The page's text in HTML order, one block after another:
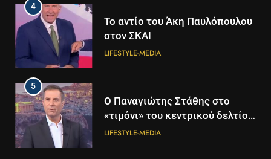
4
Το αντίο του Άκη Παυλόπουλου
στον ΣΚΑΙ
LIFESTYLE-MEDIA
5
Ο Παναγιώτης Στάθης στο
«τιμόνι» του κεντρικού δελτίου
ειδήσεων της ΕΡΤ
LIFESTYLE-MEDIA
5
Διάστημα: Εντοπίστηκαν για
πρώτη φορά ενδείξεις για τον
άνεμο που εκπέμπει η μαύρη
ΔΙΕΘΝΉ ΕΠΙΣΤΉΜΗ